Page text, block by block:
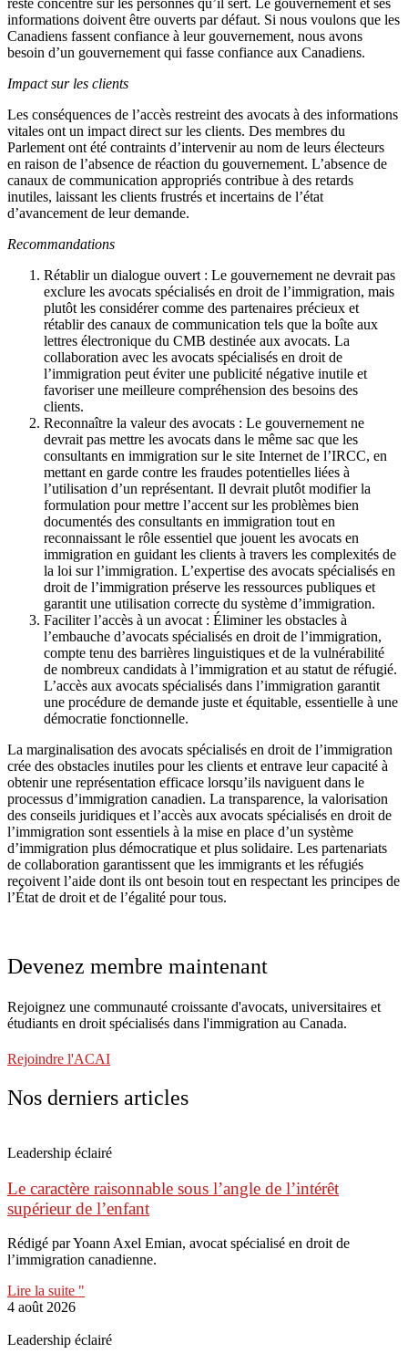
informations doivent être ouverts par défaut. Si nous voulons que les
Canadiens fassent confiance à leur gouvernement, nous avons
besoin d’un gouvernement qui fasse confiance aux Canadiens.
Impact sur les clients
Les conséquences de l’accès restreint des avocats à des informations
vitales ont un impact direct sur les clients. Des membres du
Parlement ont été contraints d’intervenir au nom de leurs électeurs
en raison de l’absence de réaction du gouvernement. L’absence de
canaux de communication appropriés contribue à des retards
inutiles, laissant les clients frustrés et incertains de l’état
d’avancement de leur demande.
Recommandations
Rétablir un dialogue ouvert : Le gouvernement ne devrait pas
exclure les avocats spécialisés en droit de l’immigration, mais
plutôt les considérer comme des partenaires précieux et
rétablir des canaux de communication tels que la boîte aux
lettres électronique du CMB destinée aux avocats. La
collaboration avec les avocats spécialisés en droit de
l’immigration peut éviter une publicité négative inutile et
favoriser une meilleure compréhension des besoins des
clients.
Reconnaître la valeur des avocats : Le gouvernement ne
devrait pas mettre les avocats dans le même sac que les
consultants en immigration sur le site Internet de l’IRCC, en
mettant en garde contre les fraudes potentielles liées à
l’utilisation d’un représentant. Il devrait plutôt modifier la
formulation pour mettre l’accent sur les problèmes bien
documentés des consultants en immigration tout en
reconnaissant le rôle essentiel que jouent les avocats en
immigration en guidant les clients à travers les complexités de
la loi sur l’immigration. L’expertise des avocats spécialisés en
droit de l’immigration préserve les ressources publiques et
garantit une utilisation correcte du système d’immigration.
Faciliter l’accès à un avocat : Éliminer les obstacles à
l’embauche d’avocats spécialisés en droit de l’immigration,
compte tenu des barrières linguistiques et de la vulnérabilité
de nombreux candidats à l’immigration et au statut de réfugié.
L’accès aux avocats spécialisés dans l’immigration garantit
une procédure de demande juste et équitable, essentielle à une
démocratie fonctionnelle.
La marginalisation des avocats spécialisés en droit de l’immigration
crée des obstacles inutiles pour les clients et entrave leur capacité à
obtenir une représentation efficace lorsqu’ils naviguent dans le
processus d’immigration canadien. La transparence, la valorisation
des conseils juridiques et l’accès aux avocats spécialisés en droit de
l’immigration sont essentiels à la mise en place d’un système
d’immigration plus démocratique et plus solidaire. Les partenariats
de collaboration garantissent que les immigrants et les réfugiés
reçoivent l’aide dont ils ont besoin tout en respectant les principes de
l’État de droit et de l’égalité pour tous.
Devenez membre maintenant
Rejoignez une communauté croissante d'avocats, universitaires et
étudiants en droit spécialisés dans l'immigration au Canada.
Rejoindre l'ACAI
Nos derniers articles
Leadership éclairé
Le caractère raisonnable sous l’angle de l’intérêt
supérieur de l’enfant
Rédigé par Yoann Axel Emian, avocat spécialisé en droit de
l’immigration canadienne.
Lire la suite "
4 août 2026
Leadership éclairé